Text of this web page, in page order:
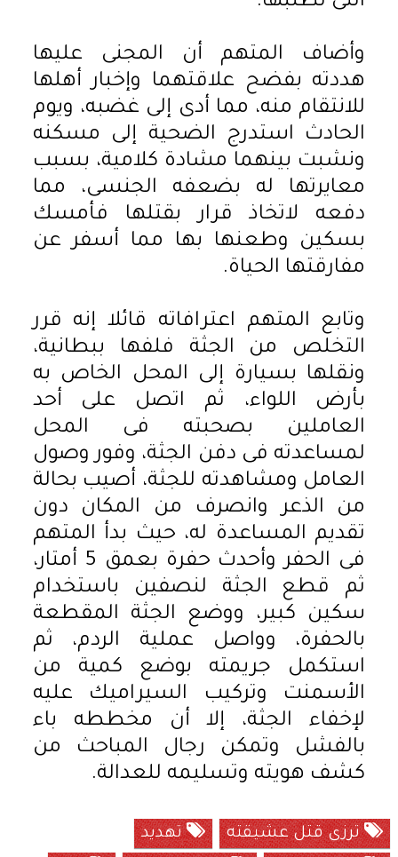
وأضاف المتهم أن المجنى عليها
هددته بفضح علاقتهما وإخبار أهلها
للانتقام منه، مما أدى إلى غضبه، ويوم
الحادث استدرج الضحية إلى مسكنه
ونشبت بينهما مشادة كلامية، بسبب
معايرتها له بضعفه الجنسى، مما
دفعه لاتخاذ قرار بقتلها فأمسك
بسكين وطعنها بها مما أسفر عن
مفارقتها الحياة.
وتابع المتهم اعترافاته قائلا إنه قرر
التخلص من الجثة فلفها ببطانية،
ونقلها بسيارة إلى المحل الخاص به
بأرض اللواء، ثم اتصل على أحد
العاملين بصحبته فى المحل
لمساعدته فى دفن الجثة، وفور وصول
العامل ومشاهدته للجثة، أصيب بحالة
من الذعر وانصرف من المكان دون
تقديم المساعدة له، حيث بدأ المتهم
فى الحفر وأحدث حفرة بعمق 5 أمتار،
ثم قطع الجثة لنصفين باستخدام
سكين كبير، ووضع الجثة المقطعة
بالحفرة، وواصل عملية الردم، ثم
استكمل جريمته بوضع كمية من
الأسمنت وتركيب السيراميك عليه
لإخفاء الجثة، إلا أن مخططه باء
بالفشل وتمكن رجال المباحث من
كشف هويته وتسليمه للعدالة.
ترزى قتل عشيقته
تهديد